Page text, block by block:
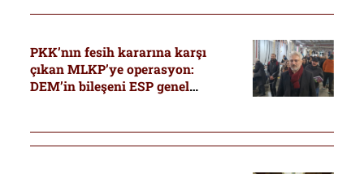
PKK’nın fesih kararına karşı
çıkan MLKP’ye operasyon:
DEM’in bileşeni ESP genel